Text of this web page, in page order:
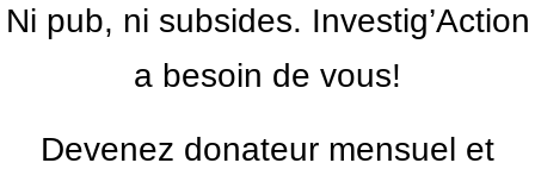
Ni pub, ni subsides. Investig’Action
a besoin de vous!
Devenez donateur mensuel et